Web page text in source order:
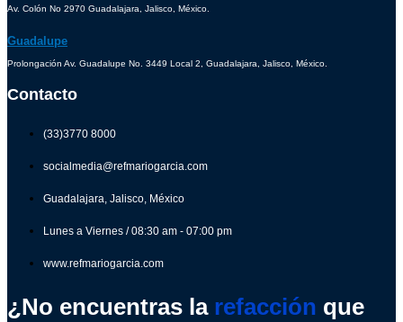
Av. Colón No 2970 Guadalajara, Jalisco, México.
Guadalupe
Prolongación Av. Guadalupe No. 3449 Local 2, Guadalajara, Jalisco, México.
Contacto
(33)3770 8000
socialmedia@refmariogarcia.com
Guadalajara, Jalisco, México
Lunes a Viernes / 08:30 am - 07:00 pm
www.refmariogarcia.com
¿No encuentras la refacción que